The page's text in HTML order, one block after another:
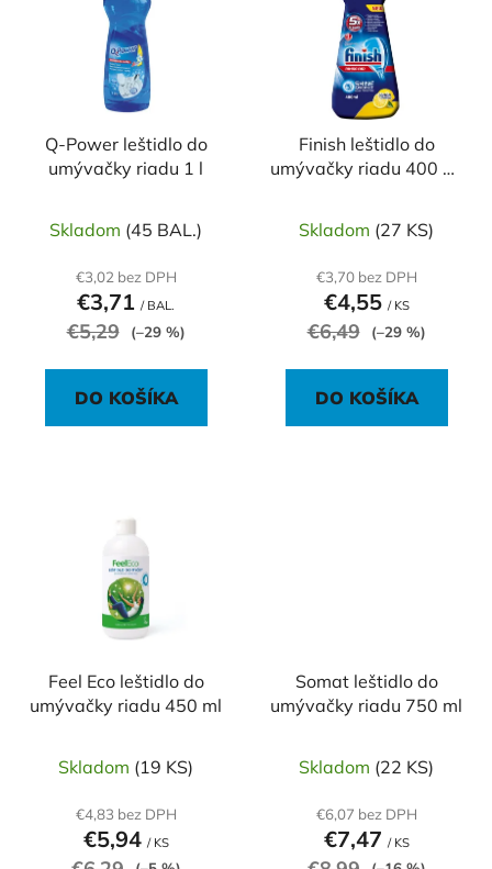
Q-Power leštidlo do
umývačky riadu 1 l
Skladom (45 BAL.)
€3,02 bez DPH
€3,71 / BAL.
€5,29 (–29 %)
DO KOŠÍKA
Finish leštidlo do
umývačky riadu 400 ml
Skladom (27 KS)
€3,70 bez DPH
€4,55 / KS
€6,49 (–29 %)
DO KOŠÍKA
Feel Eco leštidlo do
umývačky riadu 450 ml
Skladom (19 KS)
€4,83 bez DPH
€5,94 / KS
Somat leštidlo do
umývačky riadu 750 ml
Skladom (22 KS)
€6,07 bez DPH
€7,47 / KS